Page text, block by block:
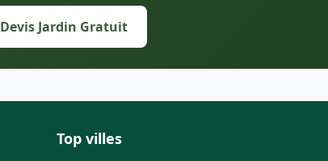
Jardin Gratuit
Top villes